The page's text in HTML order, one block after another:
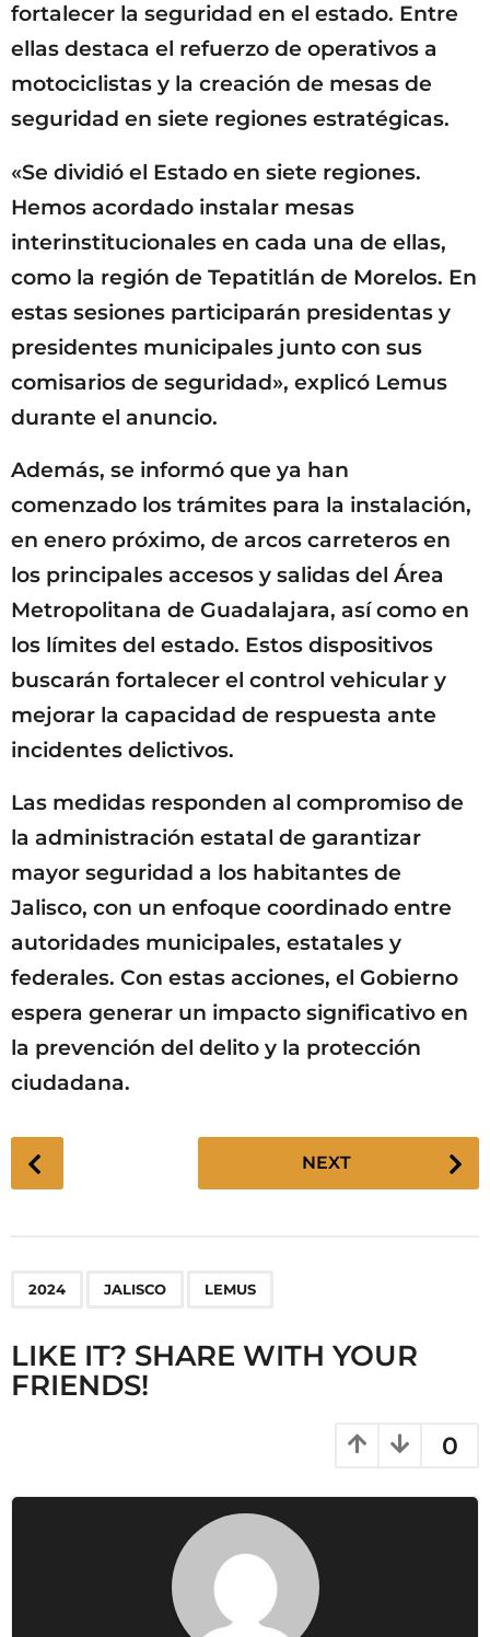
fortalecer la seguridad en el estado. Entre
ellas destaca el refuerzo de operativos a
motociclistas y la creación de mesas de
seguridad en siete regiones estratégicas.
«Se dividió el Estado en siete regiones.
Hemos acordado instalar mesas
interinstitucionales en cada una de ellas,
como la región de Tepatitlán de Morelos. En
estas sesiones participarán presidentas y
presidentes municipales junto con sus
comisarios de seguridad», explicó Lemus
durante el anuncio.
Además, se informó que ya han
comenzado los trámites para la instalación,
en enero próximo, de arcos carreteros en
los principales accesos y salidas del Área
Metropolitana de Guadalajara, así como en
los límites del estado. Estos dispositivos
buscarán fortalecer el control vehicular y
mejorar la capacidad de respuesta ante
incidentes delictivos.
Las medidas responden al compromiso de
la administración estatal de garantizar
mayor seguridad a los habitantes de
Jalisco, con un enfoque coordinado entre
autoridades municipales, estatales y
federales. Con estas acciones, el Gobierno
espera generar un impacto significativo en
la prevención del delito y la protección
ciudadana.
P
o
i
n
o
NEXT
2024 JALISCO LEMUS
LIKE IT? SHARE WITH YOUR
FRIENDS!
0